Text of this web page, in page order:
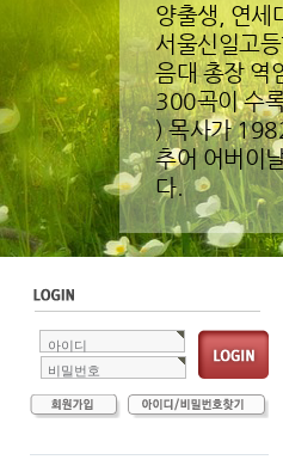
양출생, 연세
서울신일고
음대 총장 역
300곡이 수
) 목사가
추어 어버이
다.
아이디
비밀번호